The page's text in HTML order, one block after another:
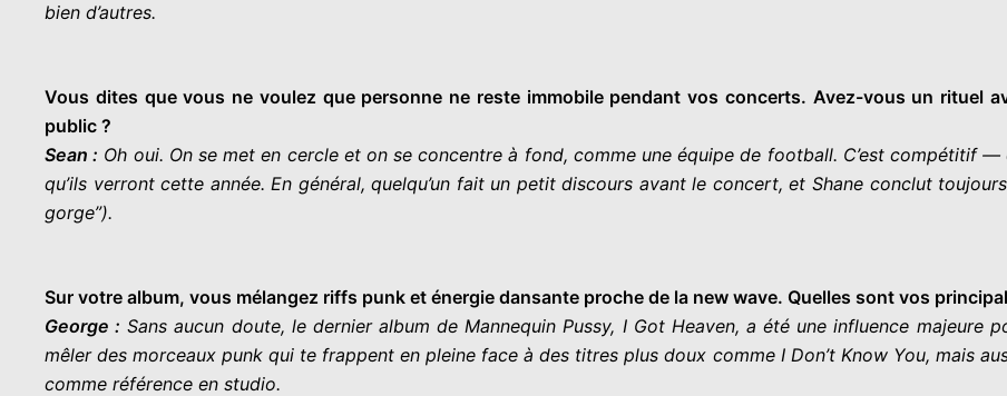
bien d’autres.
Vous dites que vous ne voulez que personne ne reste immobile pendant vos concerts. Avez-vous un rituel
public ?
Sean : Oh oui. On se met en cercle et on se concentre à fond, comme une équipe de football. C’est compétitif
qu’ils verront cette année. En général, quelqu’un fait un petit discours avant le concert, et Shane conclut
gorge”).
Sur votre album, vous mélangez riffs punk et énergie dansante proche de la new wave. Quelles sont vos
George : Sans aucun doute, le dernier album de Mannequin Pussy, I Got Heaven, a été une influence
mêler des morceaux punk qui te frappent en pleine face à des titres plus doux comme I Don’t Know You, mais
comme référence en studio.